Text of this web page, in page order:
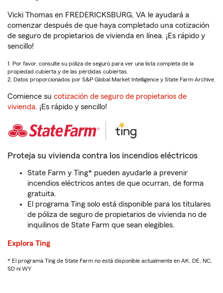
Vicki Thomas en FREDERICKSBURG, VA le ayudará a
comenzar después de que haya completado una cotización
de seguro de propietarios de vivienda en línea. ¡Es rápido y
sencillo!
1. Por favor, consulte su póliza de seguro para ver una lista completa de la
propiedad cubierta y de las pérdidas cubiertas.
2. Datos proporcionados por S&P Global Market Intelligence y State Farm Archive.
Comience su cotización de seguro de propietarios de
vivienda. ¡Es rápido y sencillo!
Proteja su vivienda contra los incendios eléctricos
State Farm y Ting* pueden ayudarle a prevenir
incendios eléctricos antes de que ocurran, de forma
gratuita.
El programa Ting solo está disponible para los titulares
de póliza de seguro de propietarios de vivienda no de
inquilinos de State Farm que sean elegibles.
Explora Ting
* El programa Ting de State Farm no está disponible actualmente en AK, DE, NC,
SD ni WY